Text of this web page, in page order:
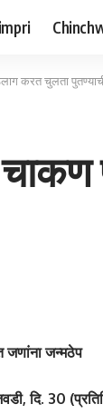
करत चुलता
जणांना जन्मठेप
दि. 30